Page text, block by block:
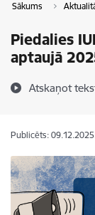
Sākums
Piedalies
aptaujā
Atskaņot
Publicēts: